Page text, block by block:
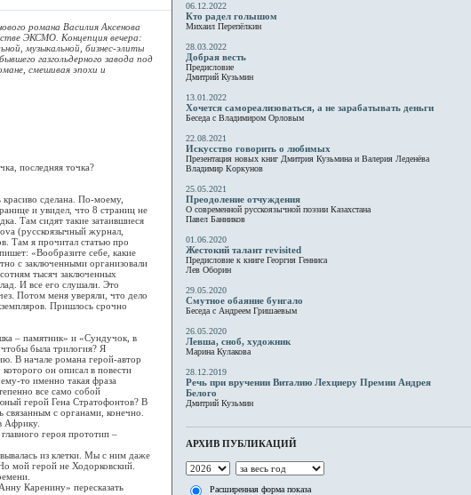
романа Василия Аксенова
ЭКСМО. Концепция вечера:
музыкальной, бизнес-элиты
газгольдерного завода под
смешивая эпохи и
последняя точка?
сделана. По-моему,
и увидел, что 8 страниц не
Там сидят такие затаившиеся
(русскоязычный журнал,
Там я прочитал статью про
«Вообразите себе, какие
с заключенными организовали
тысяч заключенных
И все его слушали. Это
Потом меня уверяли, что дело
Пришлось срочно
– памятник» и «Сундучок, в
была трилогия? Я
В начале романа герой-автор
он описал в повести
то именно такая фраза
все само собой
герой Гена Стратофонтов? В
с органами, конечно.
Африку.
героя прототип –
из клетки. Мы с ним даже
мой герой не Ходорковский.
Каренину» пересказать
06.12.2022
Кто радел голышом
Михаил Перепёлкин
28.03.2022
Добрая весть
Предисловие
Дмитрий Кузьмин
13.01.2022
Хочется самореализоваться, а не зарабатывать деньги
Беседа с Владимиром Орловым
22.08.2021
Искусство говорить о любимых
Презентация новых книг Дмитрия Кузьмина и Валерия Леденёва
Владимир Коркунов
25.05.2021
Преодоление отчуждения
О современной русскоязычной поэзии Казахстана
Павел Банников
01.06.2020
Жестокий талант revisited
Предисловие к книге Георгия Генниса
Лев Оборин
29.05.2020
Смутное обаяние бунгало
Беседа с Андреем Гришаевым
26.05.2020
Левша, сноб, художник
Марина Кулакова
28.12.2019
Речь при вручении Виталию Лехциеру Премии Андрея
Белого
Дмитрий Кузьмин
АРХИВ ПУБЛИКАЦИЙ
Расширенная форма показа